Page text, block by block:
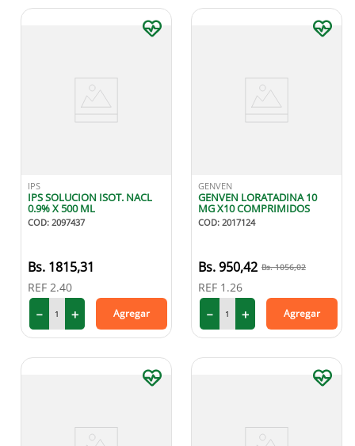
IPS
IPS SOLUCION ISOT. NACL
0.9% X 500 ML
COD: 2097437
1815,31
REF 2.40
＋
－ Agregar
GENVEN
GENVEN LORATADINA 10
MG X10 COMPRIMIDOS
COD: 2017124
950,42 1056,02
REF 1.26
＋
－ Agregar